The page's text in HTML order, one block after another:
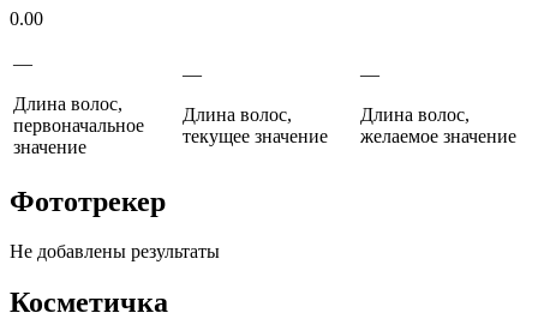
0.00
—
Длина волос,
первоначальное
значение
—
Длина волос,
текущее значение
—
Длина волос,
желаемое значение
Фототрекер
Не добавлены результаты
Косметичка